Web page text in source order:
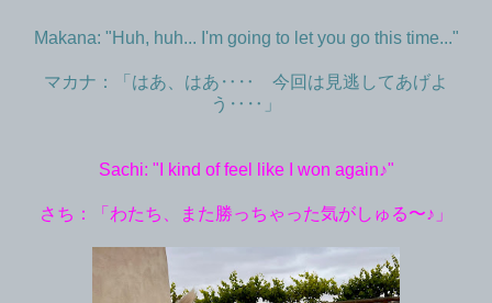
Makana: "Huh, huh... I'm going to let you go this time..."
マカナ：「はあ、はあ‥‥ 今回は見逃してあげよ
う‥‥」
Sachi: "I kind of feel like I won again♪"
さち：「わたち、また勝っちゃった気がしゅる〜♪」